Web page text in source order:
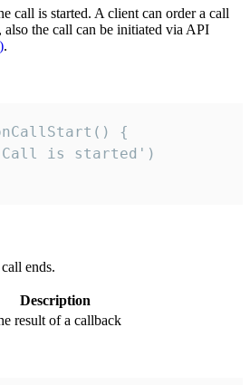
call is started. A client can order a call
the call can be initiated via API
.
{
is started')
ends.
Description
result of a callback